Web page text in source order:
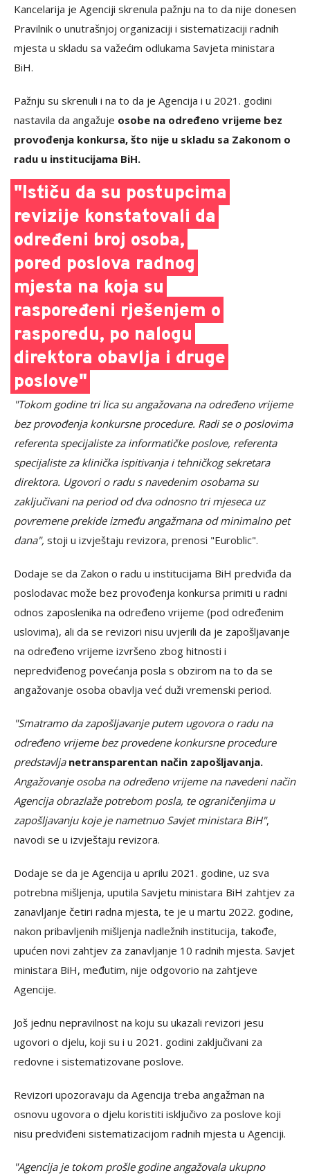
Kancelarija je Agenciji skrenula pažnju na to da nije donesen
Pravilnik o unutrašnjoj organizaciji i sistematizaciji radnih
mjesta u skladu sa važećim odlukama Savjeta ministara
BiH.
Pažnju su skrenuli i na to da je Agencija i u 2021. godini
nastavila da angažuje osobe na određeno vrijeme bez
provođenja konkursa, što nije u skladu sa Zakonom o
radu u institucijama BiH.
"Ističu da su postupcima
revizije konstatovali da
određeni broj osoba,
pored poslova radnog
mjesta na koja su
raspoređeni rješenjem o
rasporedu, po nalogu
direktora obavlja i druge
poslove"
"Tokom godine tri lica su angažovana na određeno vrijeme
bez provođenja konkursne procedure. Radi se o poslovima
referenta specijaliste za informatičke poslove, referenta
specijaliste za klinička ispitivanja i tehničkog sekretara
direktora. Ugovori o radu s navedenim osobama su
zaključivani na period od dva odnosno tri mjeseca uz
povremene prekide između angažmana od minimalno pet
dana", stoji u izvještaju revizora, prenosi "Euroblic".
Dodaje se da Zakon o radu u institucijama BiH predviđa da
poslodavac može bez provođenja konkursa primiti u radni
odnos zaposlenika na određeno vrijeme (pod određenim
uslovima), ali da se revizori nisu uvjerili da je zapošljavanje
na određeno vrijeme izvršeno zbog hitnosti i
nepredviđenog povećanja posla s obzirom na to da se
angažovanje osoba obavlja već duži vremenski period.
"Smatramo da zapošljavanje putem ugovora o radu na
određeno vrijeme bez provedene konkursne procedure
predstavlja netransparentan način zapošljavanja.
Angažovanje osoba na određeno vrijeme na navedeni način
Agencija obrazlaže potrebom posla, te ograničenjima u
zapošljavanju koje je nametnuo Savjet ministara BiH",
navodi se u izvještaju revizora.
Dodaje se da je Agencija u aprilu 2021. godine, uz sva
potrebna mišljenja, uputila Savjetu ministara BiH zahtjev za
zanavljanje četiri radna mjesta, te je u martu 2022. godine,
nakon pribavljenih mišljenja nadležnih institucija, takođe,
upućen novi zahtjev za zanavljanje 10 radnih mjesta. Savjet
ministara BiH, međutim, nije odgovorio na zahtjeve
Agencije.
Još jednu nepravilnost na koju su ukazali revizori jesu
ugovori o djelu, koji su i u 2021. godini zaključivani za
redovne i sistematizovane poslove.
Revizori upozoravaju da Agencija treba angažman na
osnovu ugovora o djelu koristiti isključivo za poslove koji
nisu predviđeni sistematizacijom radnih mjesta u Agenciji.
"Agencija je tokom prošle godine angažovala ukupno